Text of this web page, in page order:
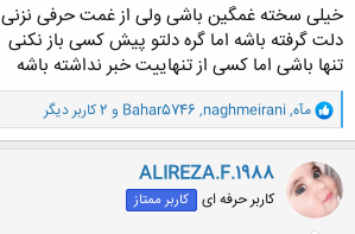
خیلی سخته غمگین باشی ولی از غمت حرفی نزنی
دلت گرفته باشه اما گره دلتو پیش کسی باز نکنی
تنها باشی اما کسی از تنهاییت خبر نداشته باشه
و
ا
ک
ن
ش
ه
ا
مآه,
naghmeirani
,
Bahar5746 و 2 کاربر دیگر
ALIREZA.F.1988
کاربر حرفه ای کاربر ممتاز